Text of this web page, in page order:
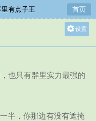
有点子王 首页
设置
中
只有群里实力最强的
，你那边有没有遮掩